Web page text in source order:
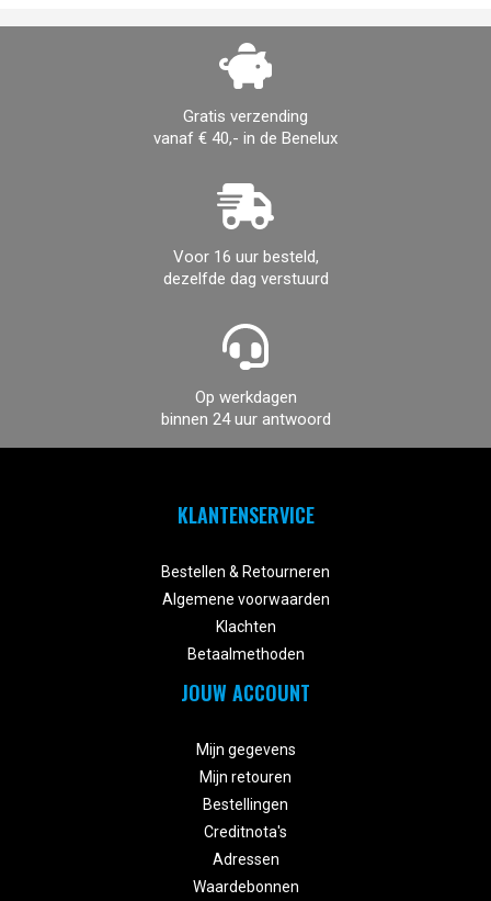
Gratis verzending
vanaf € 40,- in de Benelux
Voor 16 uur besteld,
dezelfde dag verstuurd
Op werkdagen
binnen 24 uur antwoord
KLANTENSERVICE
Bestellen & Retourneren
Algemene voorwaarden
Klachten
Betaalmethoden
JOUW ACCOUNT
Mijn gegevens
Mijn retouren
Bestellingen
Creditnota's
Adressen
Waardebonnen